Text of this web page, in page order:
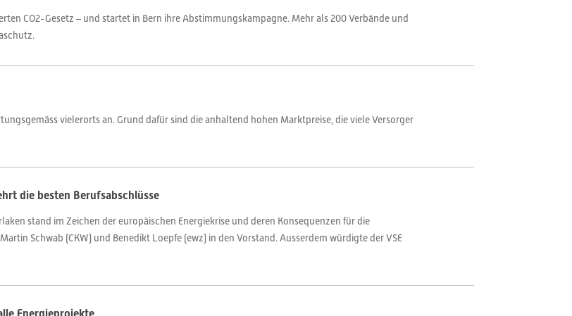
CO2-Gesetz – und startet in Bern ihre Abstimmungskampagne. Mehr als 200 Verbände und
vielerorts an. Grund dafür sind die anhaltend hohen Marktpreise, die viele Versorger
die besten Berufsabschlüsse
stand im Zeichen der europäischen Energiekrise und deren Konsequenzen für die
Schwab (CKW) und Benedikt Loepfe (ewz) in den Vorstand. Ausserdem würdigte der VSE